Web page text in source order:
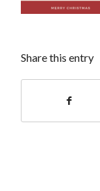
Share this entry